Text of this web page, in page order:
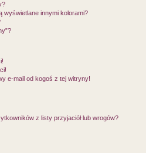
wyświetlane innymi kolorami?
e-mail od kogoś z tej witryny!
z listy przyjaciół lub wrogów?